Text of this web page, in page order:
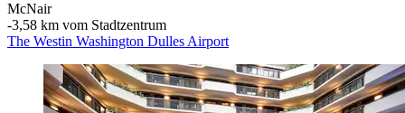
McNair
‐3,58 km vom Stadtzentrum
The Westin Washington Dulles Airport